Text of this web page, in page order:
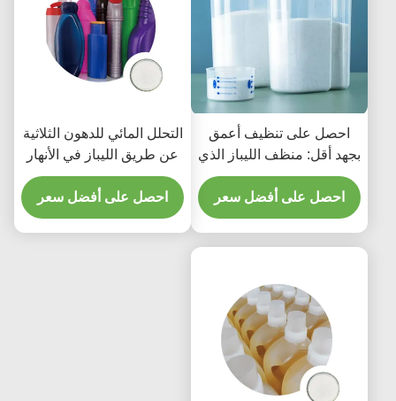
احصل على تنظيف أعمق
بجهد أقل: منظف الليباز الذي
نقدمه يعمل نيابةً عنك
احصل على أفضل سعر
التحلل المائي للدهون الثلاثية
عن طريق الليباز في الأنهار
في المسطحات المائية
الأخرى
احصل على أفضل سعر